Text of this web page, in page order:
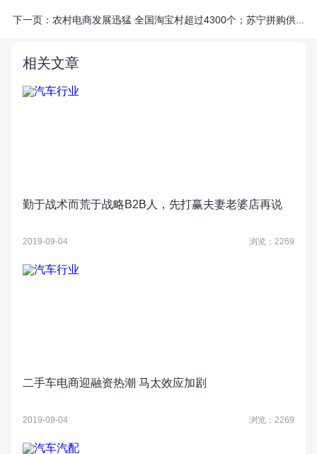
下一页： 农村电商发展迅猛 全国淘宝村超过4300个；苏宁拼购供...
相关文章
勤于战术而荒于战略B2B人，先打赢夫妻老婆店再说
2019-09-04 浏览：2269
二手车电商迎融资热潮 马太效应加剧
2019-09-04 浏览：2269